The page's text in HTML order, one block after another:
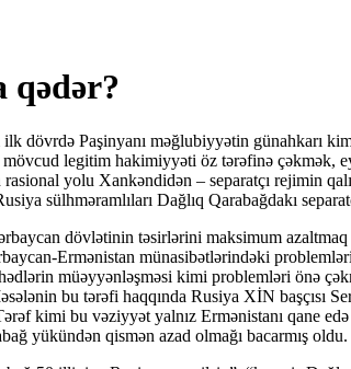
qədər?
dövrdə Paşinyanı məğlubiyyətin günahkarı
mövcud legitim hakimiyyəti öz tərəfinə
yolu Xankəndidən – separatçı rejimin
sülhməramlıları Dağlıq Qarabağdakı
dövlətinin təsirlərini maksimum
Ermənistan münasibətlərindəki
müəyyənləşməsi kimi problemləri önə
bu tərəfi haqqında Rusiya XİN başçısı
kimi bu vəziyyət yalnız Ermənistanı qane
yükündən qismən azad olmağı bacarmış oldu.